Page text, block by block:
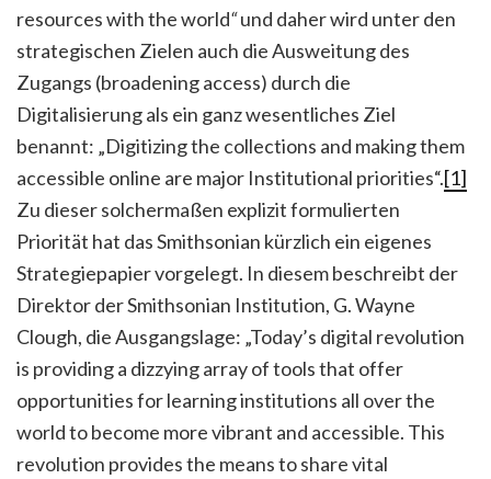
resources with the world“und daher wird unter den
strategischen Zielen auch die Ausweitung des
Zugangs (broadening access) durch die
Digitalisierung als ein ganz wesentliches Ziel
benannt: „Digitizing the collections and making them
accessible online are major Institutional priorities“.[1]
Zu dieser solchermaßen explizit formulierten
Priorität hat das Smithsonian kürzlich ein eigenes
Strategiepapier vorgelegt. In diesem beschreibt der
Direktor der Smithsonian Institution, G. Wayne
Clough, die Ausgangslage: „Today’s digital revolution
is providing a dizzying array of tools that offer
opportunities for learning institutions all over the
world to become more vibrant and accessible. This
revolution provides the means to share vital